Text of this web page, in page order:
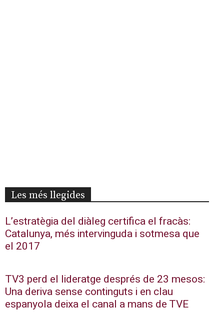
Les més llegides
L’estratègia del diàleg certifica el fracàs:
Catalunya, més intervinguda i sotmesa que
el 2017
TV3 perd el lideratge després de 23 mesos:
Una deriva sense continguts i en clau
espanyola deixa el canal a mans de TVE